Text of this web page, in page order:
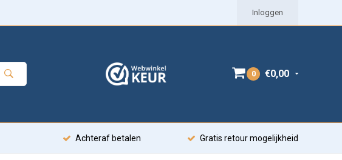
Inloggen
0 €0,00
Achteraf betalen Gratis retour mogelijkheid